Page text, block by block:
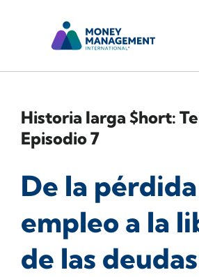
Historia larga $hort:
Episodio 7
De la
empleo a la
de las